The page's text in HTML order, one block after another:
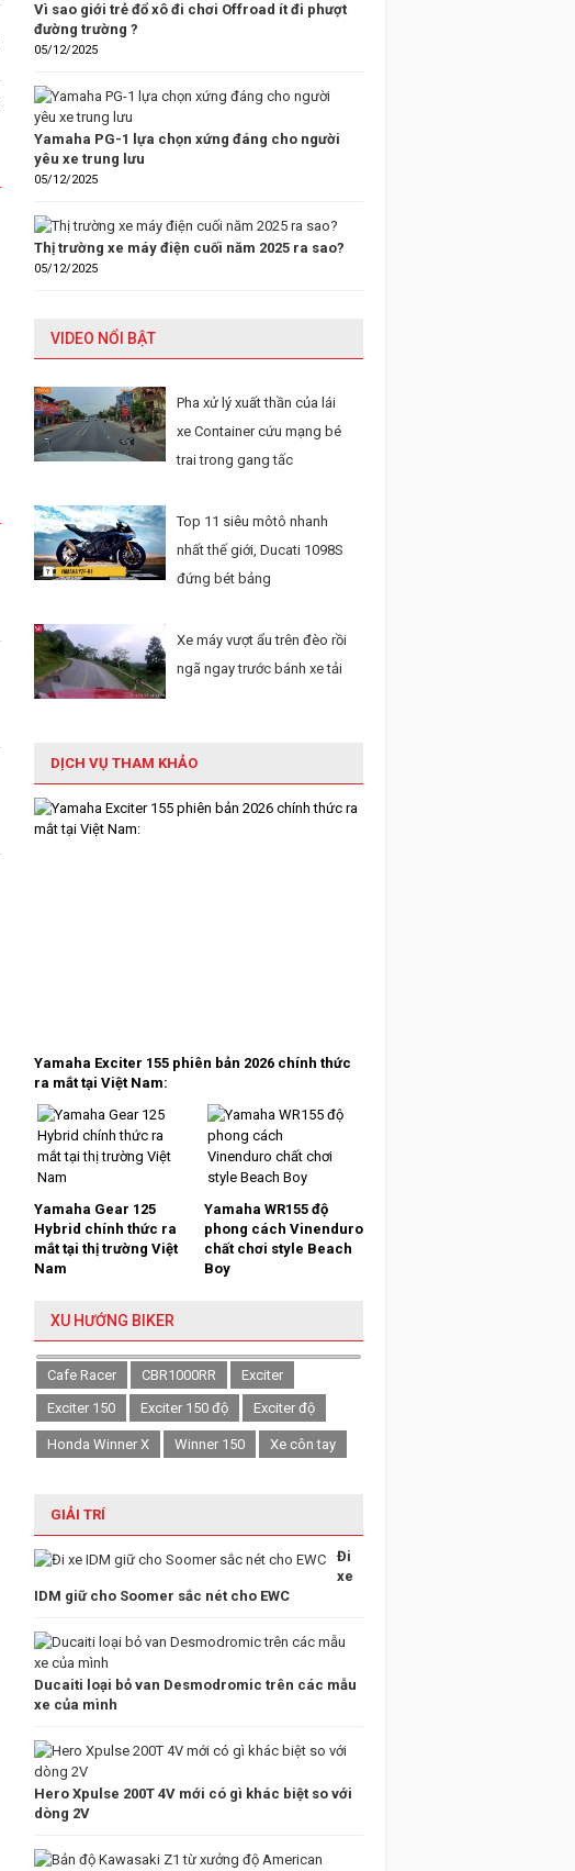
Vì sao giới trẻ đổ xô đi chơi Offroad ít đi phượt
đường trường ?
05/12/2025
Yamaha PG-1 lựa chọn xứng đáng cho người
yêu xe trung lưu
05/12/2025
Thị trường xe máy điện cuối năm 2025 ra sao?
05/12/2025
VIDEO NỔI BẬT
Pha xử lý xuất thần của lái
xe Container cứu mạng bé
trai trong gang tấc
Top 11 siêu môtô nhanh
nhất thế giới, Ducati 1098S
đứng bét bảng
Xe máy vượt ẩu trên đèo rồi
ngã ngay trước bánh xe tải
DỊCH VỤ THAM KHẢO
Yamaha Exciter 155 phiên bản 2026 chính thức
ra mắt tại Việt Nam:
Yamaha Gear 125
Hybrid chính thức ra
mắt tại thị trường Việt
Nam
Yamaha WR155 độ
phong cách Vinenduro
chất chơi style Beach
Boy
XU HƯỚNG BIKER
Cafe Racer CBR1000RR
Exciter
Exciter 150
Exciter 150 độ Exciter độ
Honda Winner X Winner 150 Xe côn tay
GIẢI TRÍ
Đi
xe
IDM giữ cho Soomer sắc nét cho EWC
Ducaiti loại bỏ van Desmodromic trên các mẫu
xe của mình
Hero Xpulse 200T 4V mới có gì khác biệt so với
dòng 2V